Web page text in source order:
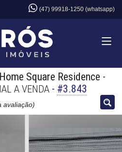
(47) 99918-1250 (whatsapp)
Square Residence -
A VENDA - #3.843
avaliação)